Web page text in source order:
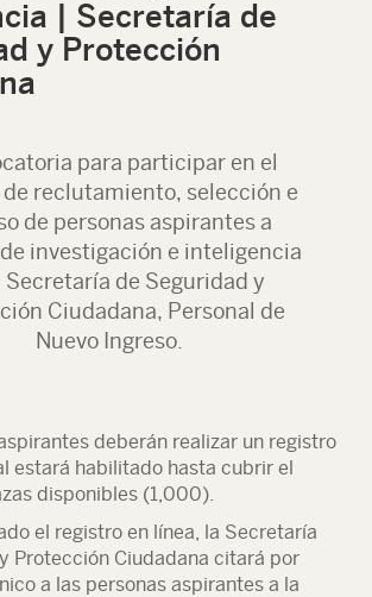
| Secretaría de
y Protección
para participar en el
de reclutamiento, selección e
de personas aspirantes a
investigación e inteligencia
Secretaría de Seguridad y
Ciudadana, Personal de
Nuevo Ingreso.
deberán realizar un registro
estará habilitado hasta cubrir el
disponibles (1,000).
el registro en línea, la Secretaría
Protección Ciudadana citará por
a las personas aspirantes a la